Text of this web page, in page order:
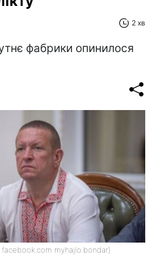
2 хв
фабрики опинилося
myhajlo.bondar)